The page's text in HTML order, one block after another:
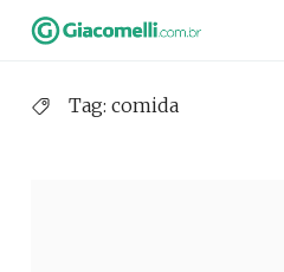
Skip
Tag: comida